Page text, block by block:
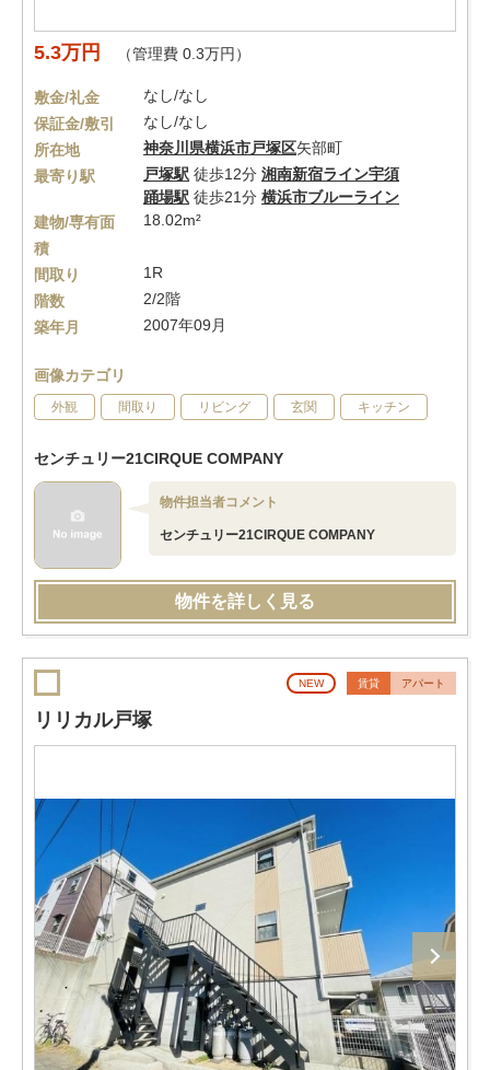
5.3万円 （管理費 0.3万円）
敷金/礼金
なし/なし
保証金/敷引
なし/なし
所在地
神奈川県横浜市戸塚区矢部町
最寄り駅
戸塚駅 徒歩12分 湘南新宿ライン宇須
踊場駅 徒歩21分 横浜市ブルーライン
建物/専有面
積
18.02m²
間取り
1R
階数
2/2階
築年月
2007年09月
画像カテゴリ
外観 間取り リビング 玄関 キッチン
センチュリー21CIRQUE COMPANY
物件担当者コメント
センチュリー21CIRQUE COMPANY
物件を詳しく見る
NEW 賃貸 アパート
リリカル戸塚